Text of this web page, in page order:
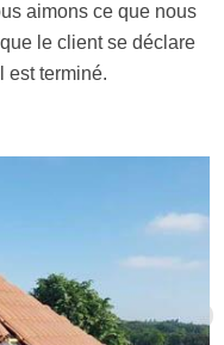
aimons ce que nous
le client se déclare
est terminé.